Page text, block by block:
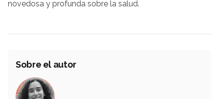
novedosa y profunda sobre la salud.
Sobre el autor